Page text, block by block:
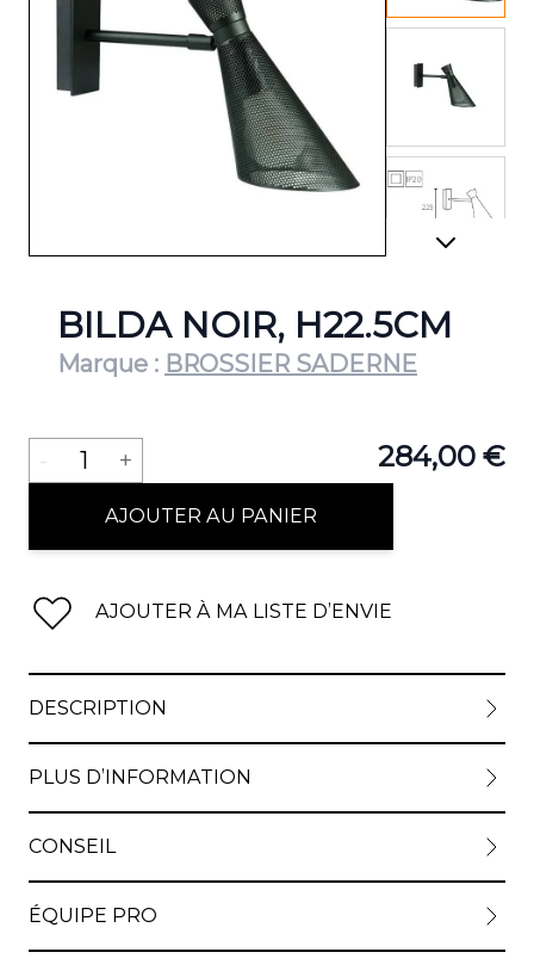
BILDA NOIR, H22.5CM
Marque : BROSSIER SADERNE
284,00 €
Quantité
- 1 +
AJOUTER AU PANIER
AJOUTER À MA LISTE D’ENVIE
DESCRIPTION
PLUS D’INFORMATION
CONSEIL
ÉQUIPE PRO